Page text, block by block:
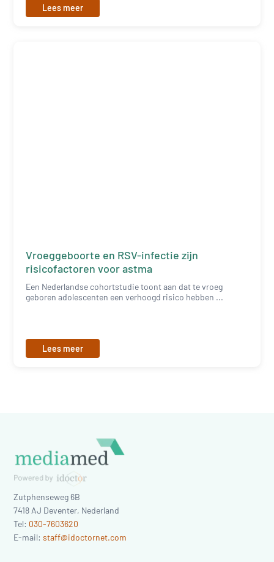
Lees meer
Vroeggeboorte en RSV-infectie zijn
risicofactoren voor astma
Een Nederlandse cohortstudie toont aan dat te vroeg
geboren adolescenten een verhoogd risico hebben ...
Lees meer
Zutphenseweg 6B
7418 AJ Deventer, Nederland
Tel: 030-7603620
E-mail:staff@idoctornet.com